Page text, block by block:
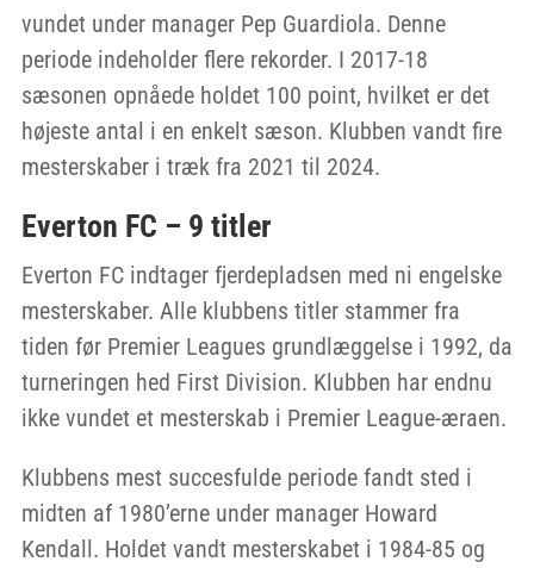
vundet under manager Pep Guardiola. Denne
periode indeholder flere rekorder. I 2017-18
sæsonen opnåede holdet 100 point, hvilket er det
højeste antal i en enkelt sæson. Klubben vandt fire
mesterskaber i træk fra 2021 til 2024.
Everton FC – 9 titler
Everton FC indtager fjerdepladsen med ni engelske
mesterskaber. Alle klubbens titler stammer fra
tiden før Premier Leagues grundlæggelse i 1992, da
turneringen hed First Division. Klubben har endnu
ikke vundet et mesterskab i Premier League-æraen.
Klubbens mest succesfulde periode fandt sted i
midten af 1980’erne under manager Howard
Kendall. Holdet vandt mesterskabet i 1984-85 og